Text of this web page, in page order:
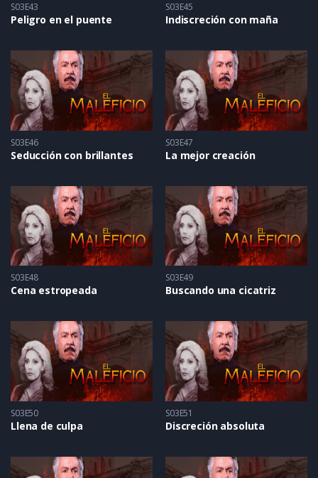
S03E43
Peligro en el puente
S03E45
Indiscreción con maña
S03E46
Seducción con brillantes
S03E47
La mejor creación
S03E48
Cena estropeada
S03E49
Buscando una cicatriz
S03E50
Llena de culpa
S03E51
Discreción absoluta